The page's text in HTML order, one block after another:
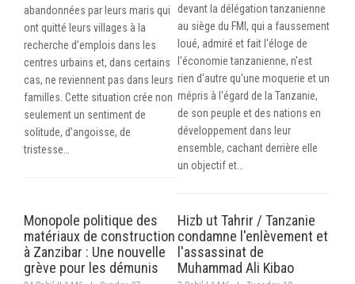
abandonnées par leurs maris qui
ont quitté leurs villages à la
recherche d’emplois dans les
centres urbains et, dans certains
cas, ne reviennent pas dans leurs
familles. Cette situation crée non
seulement un sentiment de
solitude, d’angoisse, de
tristesse…
devant la délégation tanzanienne
au siège du FMI, qui a faussement
loué, admiré et fait l'éloge de
l'économie tanzanienne, n'est
rien d'autre qu'une moquerie et un
mépris à l'égard de la Tanzanie,
de son peuple et des nations en
développement dans leur
ensemble, cachant derrière elle
un objectif et…
Monopole politique des
matériaux de construction
à Zanzibar : Une nouvelle
grève pour les démunis
Hizb ut Tahrir / Tanzanie
condamne l'enlèvement et
l'assassinat de
Muhammad Ali Kibao